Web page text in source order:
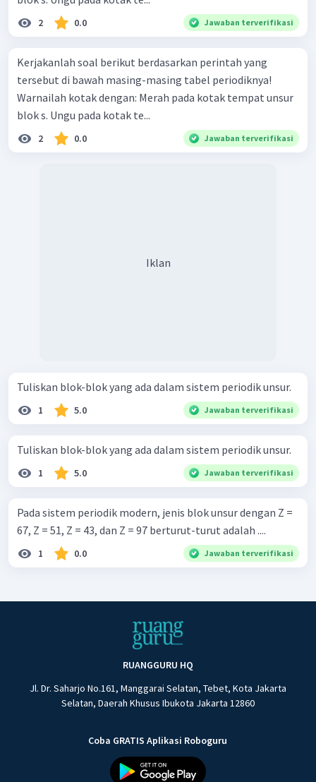
2 0.0 Jawaban terverifikasi
Kerjakanlah soal berikut berdasarkan perintah yang
tersebut di bawah masing-masing tabel periodiknya!
Warnailah kotak dengan: Merah pada kotak tempat unsur
blok s. Ungu pada kotak te...
2 0.0 Jawaban terverifikasi
Iklan
Tuliskan blok-blok yang ada dalam sistem periodik unsur.
1 5.0 Jawaban terverifikasi
Tuliskan blok-blok yang ada dalam sistem periodik unsur.
1 5.0 Jawaban terverifikasi
Pada sistem periodik modern, jenis blok unsur dengan Z =
67, Z = 51, Z = 43, dan Z = 97 berturut-turut adalah ....
1 0.0 Jawaban terverifikasi
RUANGGURU HQ
Jl. Dr. Saharjo No.161, Manggarai Selatan, Tebet, Kota Jakarta
Selatan, Daerah Khusus Ibukota Jakarta 12860
Coba GRATIS Aplikasi Roboguru